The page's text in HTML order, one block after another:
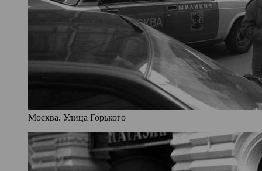
Москва. Улица Горького